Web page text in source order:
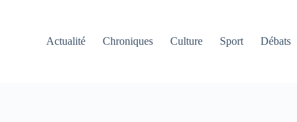
Actualité
Chroniques Culture Sport Débats